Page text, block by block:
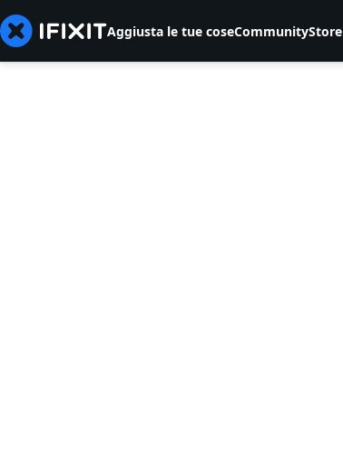
Aggiusta le tue coseCommunityStore